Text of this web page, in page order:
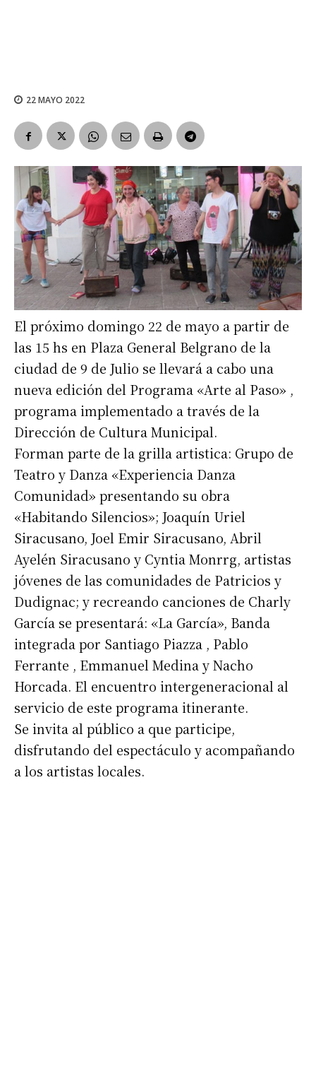
22 MAYO 2022
El próximo domingo 22 de mayo a partir de
las 15 hs en Plaza General Belgrano de la
ciudad de 9 de Julio se llevará a cabo una
nueva edición del Programa «Arte al Paso» ,
programa implementado a través de la
Dirección de Cultura Municipal.
Forman parte de la grilla artistica: Grupo de
Teatro y Danza «Experiencia Danza
Comunidad» presentando su obra
«Habitando Silencios»; Joaquín Uriel
Siracusano, Joel Emir Siracusano, Abril
Ayelén Siracusano y Cyntia Monrrg, artistas
jóvenes de las comunidades de Patricios y
Dudignac; y recreando canciones de Charly
García se presentará: «La García», Banda
integrada por Santiago Piazza , Pablo
Ferrante , Emmanuel Medina y Nacho
Horcada. El encuentro intergeneracional al
servicio de este programa itinerante.
Se invita al público a que participe,
disfrutando del espectáculo y acompañando
a los artistas locales.